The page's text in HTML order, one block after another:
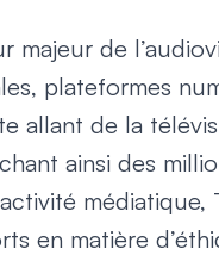
majeur de
plateformes
allant de la
ainsi des
médiatique,
en matière